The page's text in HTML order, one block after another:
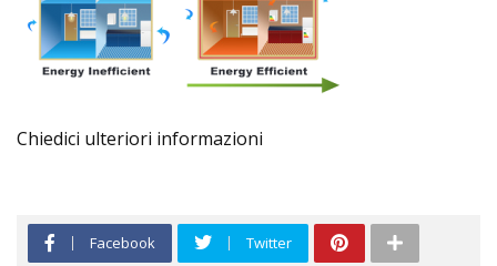
Chiedici ulteriori informazioni
Facebook Twitter